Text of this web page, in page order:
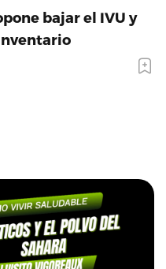
bajar el IVU y